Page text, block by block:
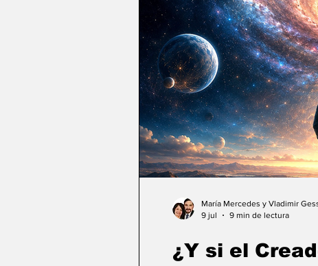
¿Y si el
María Mercedes y Vladimir
9 jul
9 min de lectura